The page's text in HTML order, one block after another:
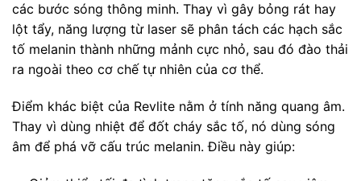
các bước sóng thông minh. Thay vì gây bỏng rát hay
lột tẩy, năng lượng từ laser sẽ phân tách các hạch sắc
tố melanin thành những mảnh cực nhỏ, sau đó đào thải
ra ngoài theo cơ chế tự nhiên của cơ thể.
Điểm khác biệt của Revlite nằm ở tính năng quang âm.
Thay vì dùng nhiệt để đốt cháy sắc tố, nó dùng sóng
âm để phá vỡ cấu trúc melanin. Điều này giúp: